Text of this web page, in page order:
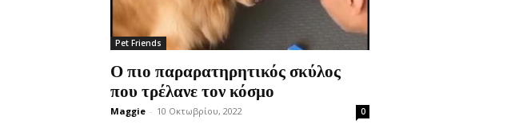
Pet Friends
Ο πιο παραρατηρητικός σκύλος
που τρέλανε τον κόσμο
Maggie - 10 Οκτωβρίου, 2022 0